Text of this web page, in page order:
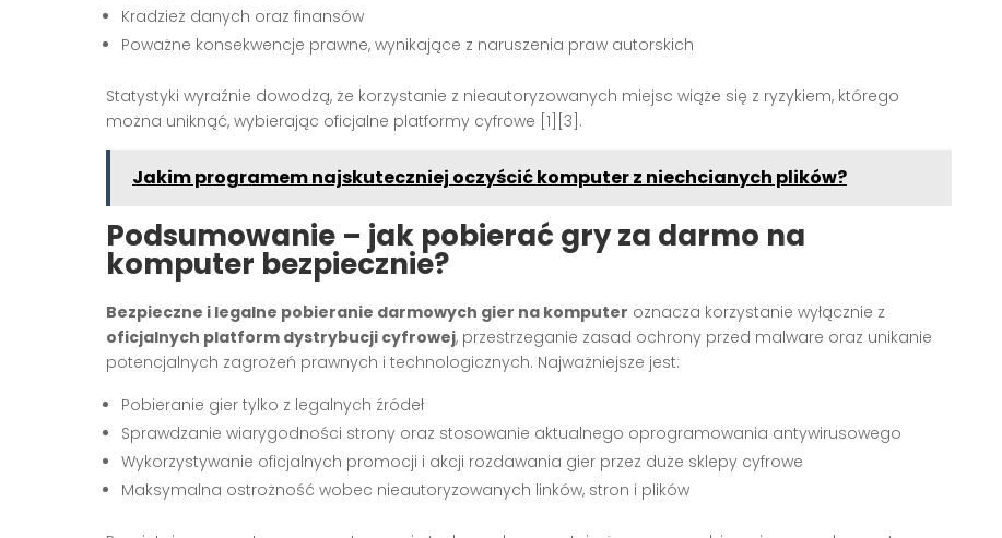
Kradzież danych oraz finansów
Poważne konsekwencje prawne, wynikające z naruszenia praw autorskich
Statystyki wyraźnie dowodzą, że korzystanie z nieautoryzowanych miejsc wiąże się z ryzykiem, którego
można uniknąć, wybierając oficjalne platformy cyfrowe [1][3] .
Jakim programem najskuteczniej oczyścić komputer z niechcianych plików?
Podsumowanie – jak pobierać gry za darmo na
komputer bezpiecznie?
Bezpieczne i legalne pobieranie darmowych gier na komputer oznacza korzystanie wyłącznie z
oficjalnych platform dystrybucji cyfrowej, przestrzeganie zasad ochrony przed malware oraz unikanie
potencjalnych zagrożeń prawnych i technologicznych. Najważniejsze jest:
Pobieranie gier tylko z legalnych źródeł
Sprawdzanie wiarygodności strony oraz stosowanie aktualnego oprogramowania antywirusowego
Wykorzystywanie oficjalnych promocji i akcji rozdawania gier przez duże sklepy cyfrowe
Maksymalna ostrożność wobec nieautoryzowanych linków, stron i plików